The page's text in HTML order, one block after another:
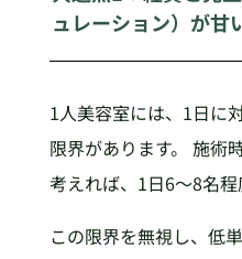
ュレーション）が甘
1人美容室には、1日に
限界があります。 施術
考えれば、1日6〜8名程
この限界を無視し、低